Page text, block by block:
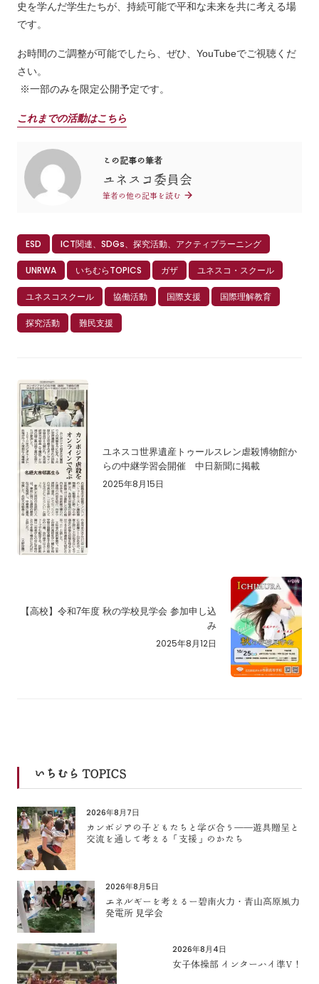
史を学んだ学生たちが、持続可能で平和な未来を共に考える場
です。
お時間のご調整が可能でしたら、ぜひ、YouTubeでご視聴くだ
さい。
※一部のみを限定公開予定です。
これまでの活動はこちら
この記事の筆者
ユネスコ委員会
筆者の他の記事を読む
ESD ICT関連、SDGs、探究活動、アクティブラーニング
UNRWA いちむらTOPICS ガザ ユネスコ・スクール
ユネスコスクール 協働活動 国際支援 国際理解教育
探究活動 難民支援
ユネスコ世界遺産トゥールスレン虐殺博物館か
らの中継学習会開催 中日新聞に掲載
2025年8月15日
【高校】令和7年度 秋の学校見学会 参加申し込
み
2025年8月12日
いちむら TOPICS
2026年8月7日
カンボジアの子どもたちと学び合う――遊具贈呈と
交流を通して考える「支援」のかたち
2026年8月5日
エネルギーを考えるー碧南火力・青山高原風力
発電所 見学会
2026年8月4日
女子体操部 インターハイ準V！